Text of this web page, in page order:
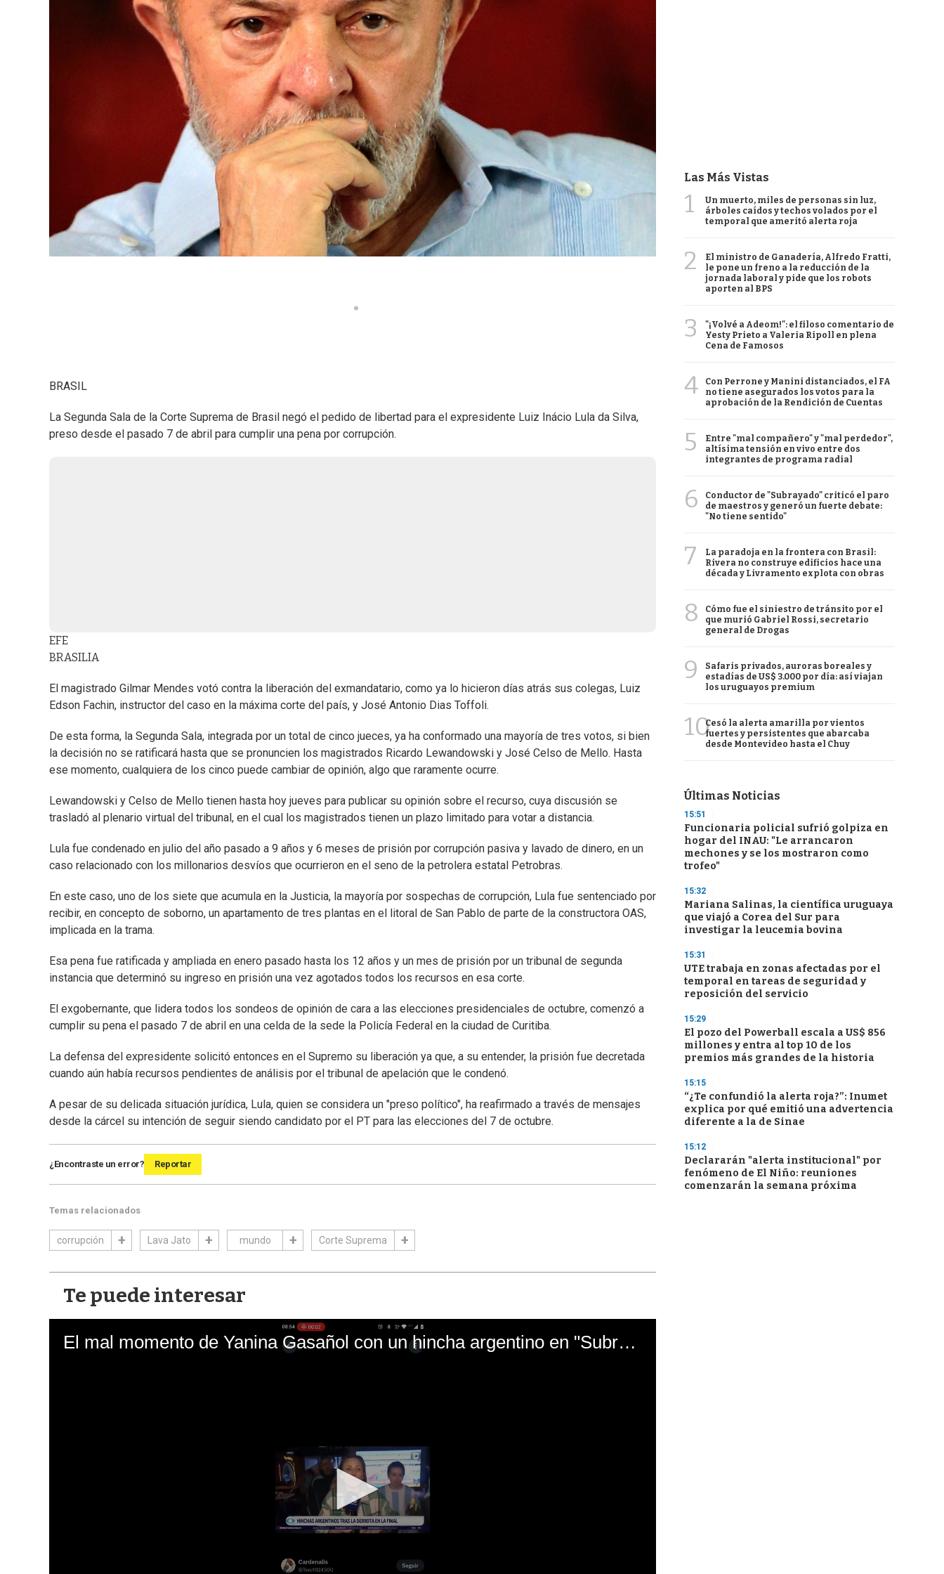
BRASIL
La Segunda Sala de la Corte Suprema de Brasil negó el pedido de libertad para el expresidente Luiz Inácio Lula da Silva,
preso desde el pasado 7 de abril para cumplir una pena por corrupción.
EFE
BRASILIA
El magistrado Gilmar Mendes votó contra la liberación del exmandatario, como ya lo hicieron días atrás sus colegas, Luiz
Edson Fachin, instructor del caso en la máxima corte del país, y José Antonio Dias Toffoli.
De esta forma, la Segunda Sala, integrada por un total de cinco jueces, ya ha conformado una mayoría de tres votos, si bien
la decisión no se ratificará hasta que se pronuncien los magistrados Ricardo Lewandowski y José Celso de Mello. Hasta
ese momento, cualquiera de los cinco puede cambiar de opinión, algo que raramente ocurre.
Lewandowski y Celso de Mello tienen hasta hoy jueves para publicar su opinión sobre el recurso, cuya discusión se
trasladó al plenario virtual del tribunal, en el cual los magistrados tienen un plazo limitado para votar a distancia.
Lula fue condenado en julio del año pasado a 9 años y 6 meses de prisión por corrupción pasiva y lavado de dinero, en un
caso relacionado con los millonarios desvíos que ocurrieron en el seno de la petrolera estatal Petrobras.
En este caso, uno de los siete que acumula en la Justicia, la mayoría por sospechas de corrupción, Lula fue sentenciado por
recibir, en concepto de soborno, un apartamento de tres plantas en el litoral de San Pablo de parte de la constructora OAS,
implicada en la trama.
Esa pena fue ratificada y ampliada en enero pasado hasta los 12 años y un mes de prisión por un tribunal de segunda
instancia que determinó su ingreso en prisión una vez agotados todos los recursos en esa corte.
El exgobernante, que lidera todos los sondeos de opinión de cara a las elecciones presidenciales de octubre, comenzó a
cumplir su pena el pasado 7 de abril en una celda de la sede la Policía Federal en la ciudad de Curitiba.
La defensa del expresidente solicitó entonces en el Supremo su liberación ya que, a su entender, la prisión fue decretada
cuando aún había recursos pendientes de análisis por el tribunal de apelación que le condenó.
A pesar de su delicada situación jurídica, Lula, quien se considera un "preso político", ha reafirmado a través de mensajes
desde la cárcel su intención de seguir siendo candidato por el PT para las elecciones del 7 de octubre.
¿Encontraste un error? Reportar
Temas relacionados
corrupción Lava Jato mundo Corte Suprema
Te puede interesar
El mal momento de Yanina Gasañol con un hincha argentino en "Subrayado"
Las Más Vistas
1
Un muerto, miles de personas sin luz,
árboles caídos y techos volados por el
temporal que ameritó alerta roja
2
El ministro de Ganadería, Alfredo Fratti,
le pone un freno a la reducción de la
jornada laboral y pide que los robots
aporten al BPS
3
"¡Volvé a Adeom!": el filoso comentario de
Yesty Prieto a Valeria Ripoll en plena
Cena de Famosos
4
Con Perrone y Manini distanciados, el FA
no tiene asegurados los votos para la
aprobación de la Rendición de Cuentas
5
Entre "mal compañero" y "mal perdedor",
altísima tensión en vivo entre dos
integrantes de programa radial
6
Conductor de "Subrayado" criticó el paro
de maestros y generó un fuerte debate:
"No tiene sentido"
7
La paradoja en la frontera con Brasil:
Rivera no construye edificios hace una
década y Livramento explota con obras
8
Cómo fue el siniestro de tránsito por el
que murió Gabriel Rossi, secretario
general de Drogas
9
Safaris privados, auroras boreales y
estadías de US$ 3.000 por día: así viajan
los uruguayos premium
10Cesó la alerta amarilla por vientos
fuertes y persistentes que abarcaba
desde Montevideo hasta el Chuy
Últimas Noticias
15:51
Funcionaria policial sufrió golpiza en
hogar del INAU: "Le arrancaron
mechones y se los mostraron como
trofeo"
15:32
Mariana Salinas, la científica uruguaya
que viajó a Corea del Sur para
investigar la leucemia bovina
15:31
UTE trabaja en zonas afectadas por el
temporal en tareas de seguridad y
reposición del servicio
15:29
El pozo del Powerball escala a US$ 856
millones y entra al top 10 de los
premios más grandes de la historia
15:15
“¿Te confundió la alerta roja?”: Inumet
explica por qué emitió una advertencia
diferente a la de Sinae
15:12
Declararán "alerta institucional" por
fenómeno de El Niño: reuniones
comenzarán la semana próxima